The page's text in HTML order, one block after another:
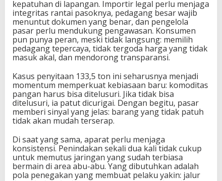
kepatuhan di lapangan. Importir legal perlu menjaga
integritas rantai pasoknya, pedagang besar wajib
menuntut dokumen yang benar, dan pengelola
pasar perlu mendukung pengawasan. Konsumen
pun punya peran, meski tidak langsung: memilih
pedagang tepercaya, tidak tergoda harga yang tidak
masuk akal, dan mendorong transparansi.
Kasus penyitaan 133,5 ton ini seharusnya menjadi
momentum memperkuat kebiasaan baru: komoditas
pangan harus bisa ditelusuri. Jika tidak bisa
ditelusuri, ia patut dicurigai. Dengan begitu, pasar
memberi sinyal yang jelas: barang yang tidak patuh
tidak akan mudah terserap.
Di saat yang sama, aparat perlu menjaga
konsistensi. Penindakan sekali dua kali tidak cukup
untuk memutus jaringan yang sudah terbiasa
bermain di area abu-abu. Yang dibutuhkan adalah
pola penegakan yang membuat pelaku yakin: jalur